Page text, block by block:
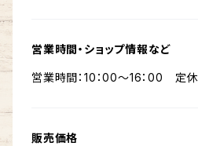
営業時間・ショップ情報など
営業時間：10：00〜16：00 定休
販売価格